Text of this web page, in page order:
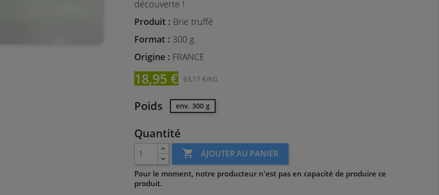
découverte !
Produit : Brie truffé
Format : 300 g
Origine : FRANCE
18,95 € 63,17 €/KG
Poids env. 300 g
Quantité
 AJOUTER AU PANIER
Pour le moment, notre producteur n'est pas en capacité de produire ce
produit.